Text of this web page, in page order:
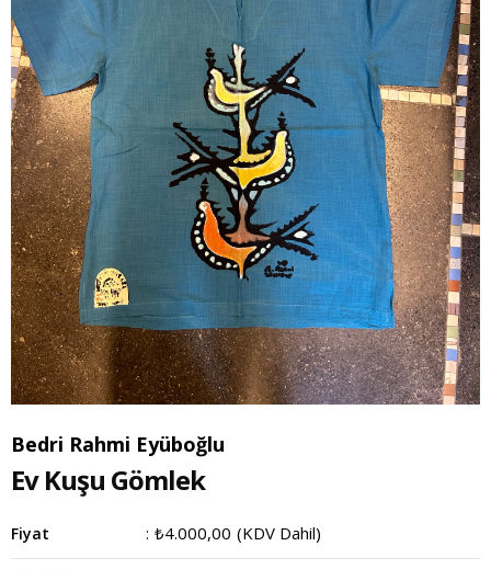
Bedri Rahmi Eyüboğlu
Ev Kuşu Gömlek
Fiyat : ₺4.000,00 (KDV Dahil)